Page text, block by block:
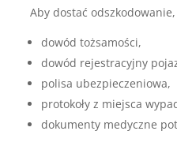
Aby dostać
dowód tożsamości,
dowód rejestracyjny
polisa ubezpieczeniowa,
protokoły z miejsca
dokumenty medyczne